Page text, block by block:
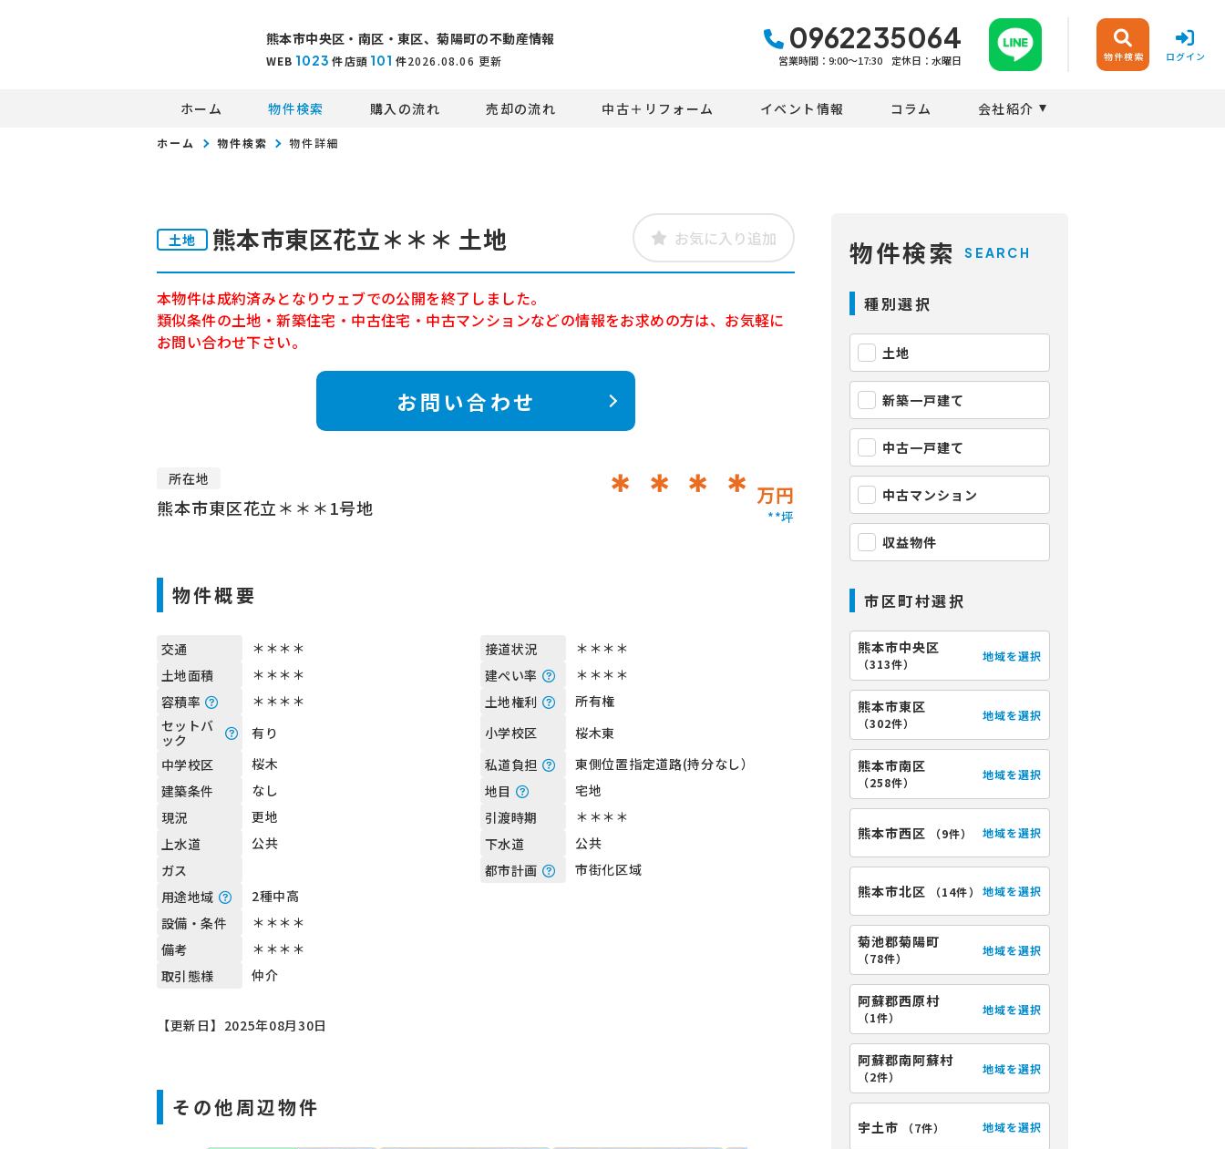
熊本市中央区・南区・東区、菊陽町の不動産情報
WEB 1023 件店頭 101 件2026.08.06 更新
0962235064
営業時間：9:00〜17:30 定休日：水曜日 物件検索 ログイン
ホーム 物件検索 購入の流れ 売却の流れ 中古＋リフォーム イベント情報 コラム 会社紹介
ホーム 物件検索 物件詳細
土地 熊本市東区花立＊＊＊ 土地 お気に入り追加
本物件は成約済みとなりウェブでの公開を終了しました。
類似条件の土地・新築住宅・中古住宅・中古マンションなどの情報をお求めの方は、お気軽に
お問い合わせ下さい。
お問い合わせ
所在地
熊本市東区花立＊＊＊1号地 ＊＊＊＊ 万円
**坪
物件概要
交通 ＊＊＊＊ 接道状況
＊＊＊＊
土地面積
＊＊＊＊ 建ぺい率
＊＊＊＊
容積率
＊＊＊＊ 土地権利
所有権
セットバ
ック
有り 小学校区
桜木東
中学校区
桜木 私道負担
東側位置指定道路(持分なし）
建築条件
なし 地目
宅地
現況
更地 引渡時期
＊＊＊＊
上水道
公共 下水道
公共
ガス
都市計画
市街化区域
用途地域
2種中高
設備・条件
＊＊＊＊
備考
＊＊＊＊
取引態様
仲介
【更新日】2025年08月30日
その他周辺物件
物件検索 SEARCH
種別選択
土地
新築一戸建て
中古一戸建て
中古マンション
収益物件
市区町村選択
熊本市中央区
（313件）
地域を選択
熊本市東区
（302件）
地域を選択
熊本市南区
（258件）
地域を選択
熊本市西区 （9件） 地域を選択
熊本市北区 （14件） 地域を選択
菊池郡菊陽町
（78件）
地域を選択
阿蘇郡西原村
（1件）
地域を選択
阿蘇郡南阿蘇村
（2件）
地域を選択
宇土市 （7件） 地域を選択